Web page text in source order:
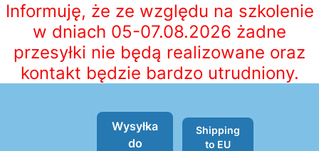
Informuję, że ze względu na szkolenie
w dniach 05-07.08.2026 żadne
przesyłki nie będą realizowane oraz
kontakt będzie bardzo utrudniony.
Wysyłka
do
Shipping
to EU